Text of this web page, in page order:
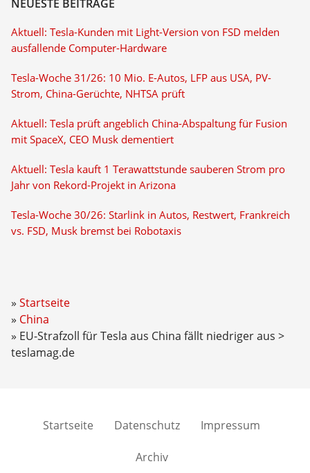
NEUESTE BEITRÄGE
Aktuell: Tesla-Kunden mit Light-Version von FSD melden
ausfallende Computer-Hardware
Tesla-Woche 31/26: 10 Mio. E-Autos, LFP aus USA, PV-
Strom, China-Gerüchte, NHTSA prüft
Aktuell: Tesla prüft angeblich China-Abspaltung für Fusion
mit SpaceX, CEO Musk dementiert
Aktuell: Tesla kauft 1 Terawattstunde sauberen Strom pro
Jahr von Rekord-Projekt in Arizona
Tesla-Woche 30/26: Starlink in Autos, Restwert, Frankreich
vs. FSD, Musk bremst bei Robotaxis
Startseite
China
EU-Strafzoll für Tesla aus China fällt niedriger aus >
teslamag.de
Startseite Datenschutz Impressum
Archiv